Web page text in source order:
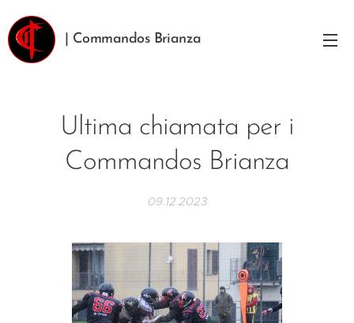
| Commandos Brianza
Ultima chiamata per i
Commandos Brianza
09.12.2023